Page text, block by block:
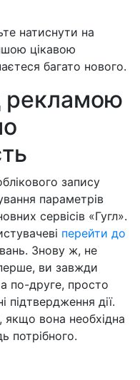
натиснути на
цікавою
багато нового.
запису
параметрів
сервісів «Гугл».
перейти до
Знову ж, не
ви завжди
по-друге, просто
підтвердження дії.
вона необхідна
потрібного.